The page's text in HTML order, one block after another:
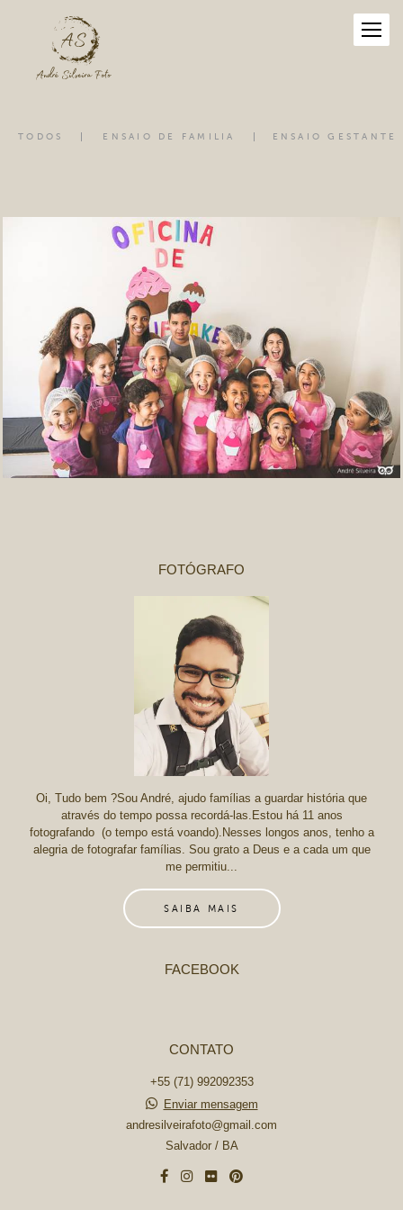
TODOS ENSAIO DE FAMILIA ENSAIO GESTANTE
FOTÓGRAFO
Oi, Tudo bem ?Sou André, ajudo famílias a guardar história que
através do tempo possa recordá-las.Estou há 11 anos
fotografando (o tempo está voando).Nesses longos anos, tenho a
alegria de fotografar famílias. Sou grato a Deus e a cada um que
me permitiu...
SAIBA MAIS
FACEBOOK
CONTATO
+55 (71) 992092353
Enviar mensagem
andresilveirafoto@gmail.com
Salvador / BA